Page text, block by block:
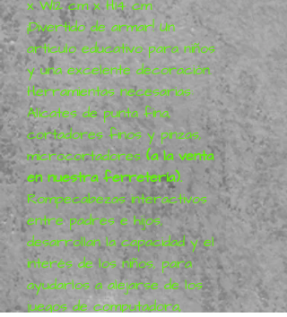
x W12 cm x H14 cm
¡Divertido de armar! Un
artículo educativo para niños
y una excelente decoración.
Herramientas necesarias:
Alicates de punta fina,
cortadores finos y pinzas,
microcortadores (a la venta
en nuestra ferretería).
Rompecabezas interactivos
entre padres e hijos,
desarrollan la capacidad y el
interés de los niños, para
ayudarlos a alejarse de los
juegos de computadora,